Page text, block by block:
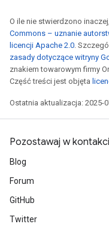
O ile nie stwierdzono
Commons – uznanie
licencji Apache 2.0.
zasady dotyczące witryny
znakiem towarowym firmy
Część treści jest objęta
Ostatnia aktualizacja: 2025-
Pozostawaj w
Blog
Forum
GitHub
Twitter